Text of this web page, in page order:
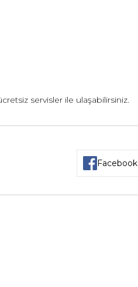
servisler ile ulaşabilirsiniz.
Facebook